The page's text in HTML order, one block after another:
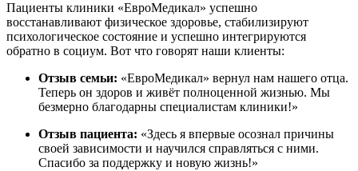
Пациенты клиники «ЕвроМедикал» успешно
восстанавливают физическое здоровье, стабилизируют
психологическое состояние и успешно интегрируются
обратно в социум. Вот что говорят наши клиенты:
Отзыв семьи: «ЕвроМедикал» вернул нам нашего отца.
Теперь он здоров и живёт полноценной жизнью. Мы
безмерно благодарны специалистам клиники!»
Отзыв пациента: «Здесь я впервые осознал причины
своей зависимости и научился справляться с ними.
Спасибо за поддержку и новую жизнь!»